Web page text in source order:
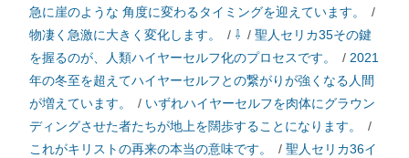
急に崖のような 角度に変わるタイミングを迎えています。
/
物凄く急激に大きく変化します。
/ ⇩ / 聖人セリカ35その鍵
を握るのが、人類ハイヤーセルフ化のプロセスです。
/ 2021
年の冬至を超えてハイヤーセルフとの繋がりが強くなる人間
が増えています。
/ いずれハイヤーセルフを肉体にグラウン
ディングさせた者たちが地上を闊歩することになります。
/
これがキリストの再来の本当の意味です。
/ 聖人セリカ36イ